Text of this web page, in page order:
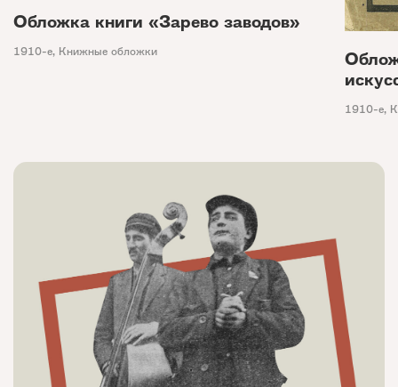
Обложка книги «Зарево заводов»
1910-е, Книжные обложки
1910-е,